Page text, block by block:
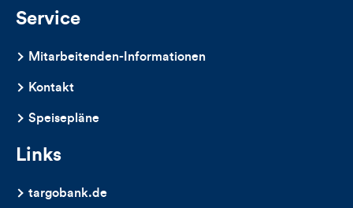
Kommentare
dieses
Artikels
Service
Mitarbeitenden-Informationen
Kontakt
Speisepläne
Links
targobank.de